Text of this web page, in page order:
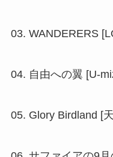
03. WANDERERS
04. 自由への翼 [U-
05. Glory Birdland [